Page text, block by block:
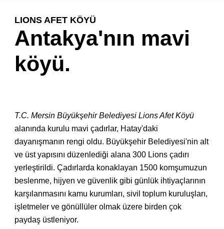
LIONS AFET KÖYÜ
Antakya'nın mavi
köyü.
T.C. Mersin Büyükşehir Belediyesi Lions Afet Köyü
alanında kurulu mavi çadırlar, Hatay'daki
dayanışmanın rengi oldu. Büyükşehir Belediyesi'nin alt
ve üst yapısını düzenlediği alana 300 Lions çadırı
yerleştirildi. Çadırlarda konaklayan 1500 komşumuzun
beslenme, hijyen ve güvenlik gibi günlük ihtiyaçlarının
karşılanmasını kamu kurumları, sivil toplum kuruluşları,
işletmeler ve gönüllüler olmak üzere birden çok
paydaş üstleniyor.